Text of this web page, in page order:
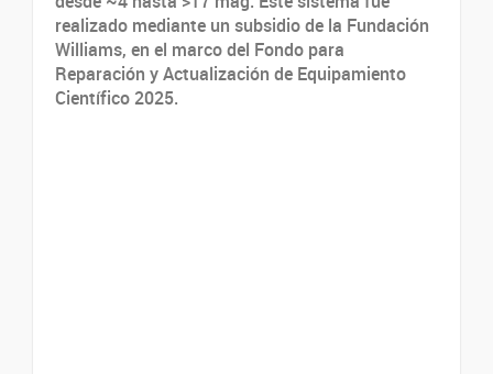
realizado mediante un subsidio de la Fundación
Williams, en el marco del Fondo para
Reparación y Actualización de Equipamiento
Científico 2025.